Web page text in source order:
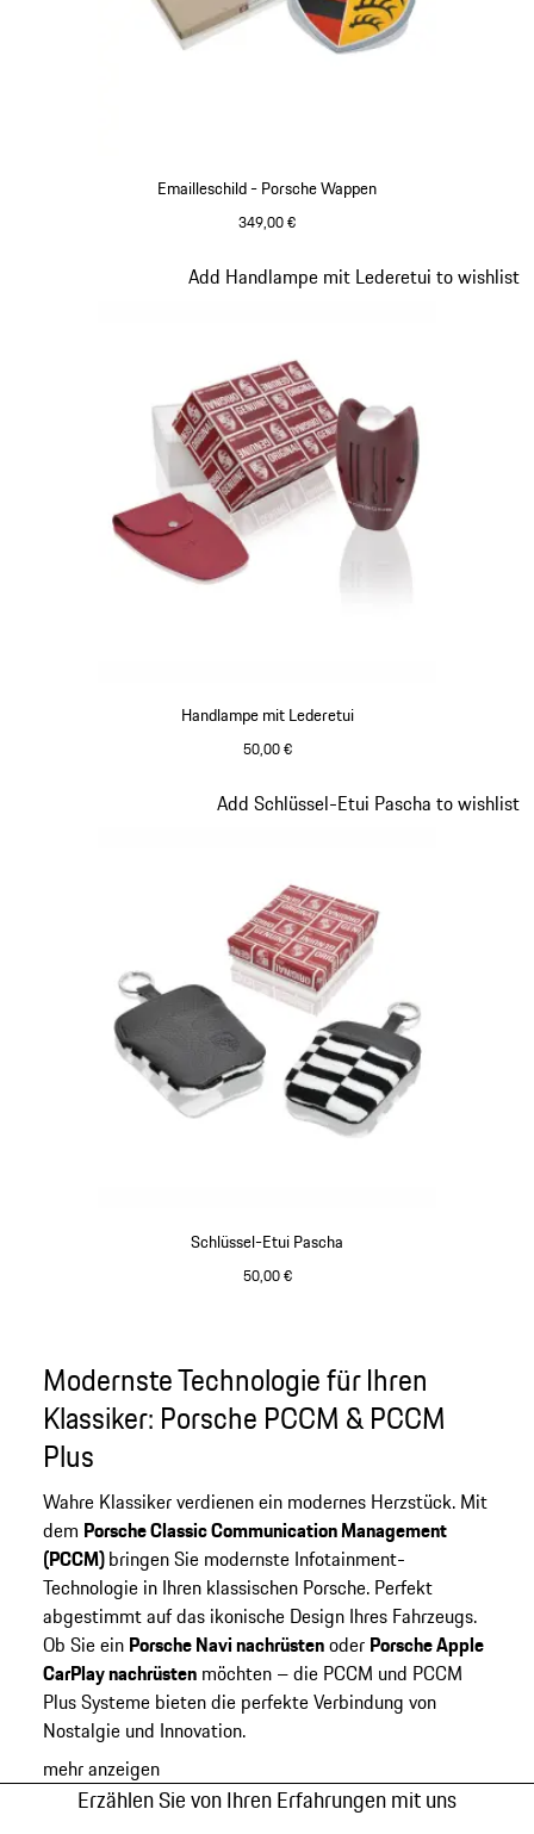
Emailleschild - Porsche Wappen
349,00 €
Handlampe mit Lederetui
50,00 €
Add Handlampe mit Lederetui to wishlist
Schlüssel-Etui Pascha
50,00 €
Add Schlüssel-Etui Pascha to wishlist
an
den
Anfang
der
Produktgalerie
Modernste Technologie für Ihren
Klassiker: Porsche PCCM & PCCM
Plus
Wahre Klassiker verdienen ein modernes Herzstück. Mit
dem Porsche Classic Communication Management
(PCCM)bringen Sie modernste Infotainment-
Technologie in Ihren klassischen Porsche. Perfekt
abgestimmt auf das ikonische Design Ihres Fahrzeugs.
Ob Sie ein Porsche Navi nachrüstenoder Porsche Apple
CarPlay nachrüstenmöchten – die PCCM und PCCM
Plus Systeme bieten die perfekte Verbindung von
Nostalgie und Innovation.
mehr anzeigen
Erzählen Sie von Ihren Erfahrungen mit uns